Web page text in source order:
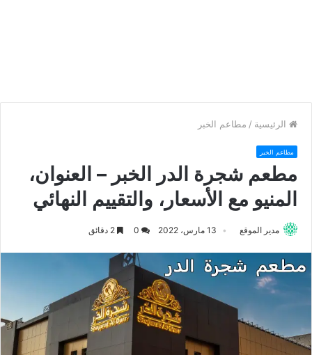
الرئيسية / مطاعم الخبر
مطاعم الخبر
مطعم شجرة الدر الخبر – العنوان،
المنيو مع الأسعار، والتقييم النهائي
مدير الموقع 13 مارس، 2022